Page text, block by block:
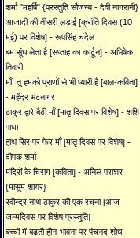
शर्मा "महर्षि" {प्रस्तुति सौजन्य - देवी नागरानी}
आजादी की तीसरी लड़ाई [क्रांति दिवस (10
मई) पर विशेष] - रूपसिंह चंदेल
बम सूंघ लेता है [सप्ताह का कार्टून] - अभिषेक
तिवारी
माँ! तू हमको प्राणों से भी प्यारी है [बाल-कविता]
- महेंद्र भटनागर
ठाकुर द्वारे बैठी माँ [मातृ दिवस पर विशेष] - शशि
पाधा
हाथ सिर पर फेर माँ [मातृ दिवस पर विशेष] -
दीपक शर्मा
मंदिरों के चिराग [कविता] - अनिल पराशर
{मासूम शायर}
रवीन्द्र नाथ ठाकुर की एक रचना [आज
जन्मदिवस पर विशेष प्रस्तुति]
बच्चों में बढ़ती हीन-भावना पर पंचनद शोध